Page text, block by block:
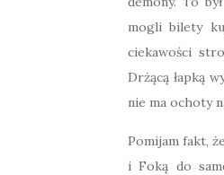
mogli bilety
ciekawości
Drżącą łapką
nie ma ochoty
Pomijam fakt,
i Foką do